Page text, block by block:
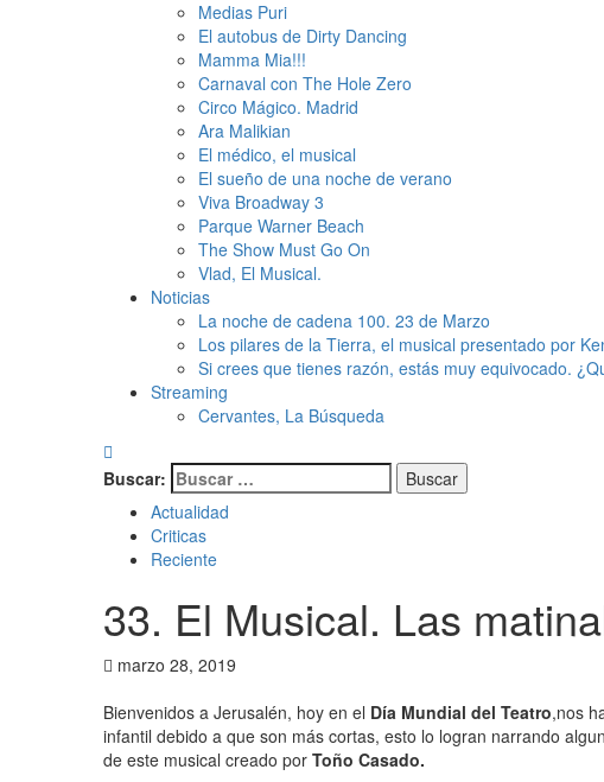
Medias Puri
El autobus de Dirty Dancing
Mamma Mia!!!
Carnaval con The Hole Zero
Circo Mágico. Madrid
Ara Malikian
El médico, el musical
El sueño de una noche de verano
Viva Broadway 3
Parque Warner Beach
The Show Must Go On
Vlad, El Musical.
Noticias
La noche de cadena 100. 23 de Marzo
Los pilares de la Tierra, el musical presentado por
Si crees que tienes razón, estás muy equivocado.
Streaming
Cervantes, La Búsqueda
Buscar:
Actualidad
Criticas
Reciente
33. El Musical. Las
marzo 28, 2019
Bienvenidos a Jerusalén, hoy en el Día Mundial del Teatro,nos
infantil debido a que son más cortas, esto lo logran narrando
de este musical creado por Toño Casado.